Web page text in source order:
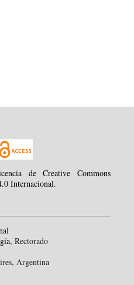
de Creative Commons
Internacional.
, Rectorado
Argentina